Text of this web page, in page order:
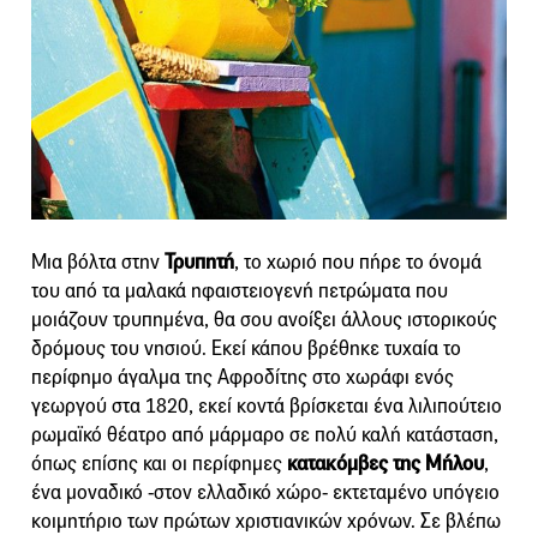
Μια βόλτα στηνΤρυπητή, το χωριό που πήρε το όνομά
του από τα μαλακά ηφαιστειογενή πετρώματα που
μοιάζουν τρυπημένα, θα σου ανοίξει άλλους ιστορικούς
δρόμους του νησιού. Εκεί κάπου βρέθηκε τυχαία το
περίφημο άγαλμα της Αφροδίτης στο χωράφι ενός
γεωργού στα 1820, εκεί κοντά βρίσκεται ένα λιλιπούτειο
ρωμαϊκό θέατρο από μάρμαρο σε πολύ καλή κατάσταση,
όπως επίσης και οι περίφημες κατακόμβες της Μήλου,
ένα μοναδικό -στον ελλαδικό χώρο- εκτεταμένο υπόγειο
κοιμητήριο των πρώτων χριστιανικών χρόνων. Σε βλέπω